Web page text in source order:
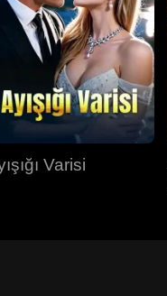
Varisi